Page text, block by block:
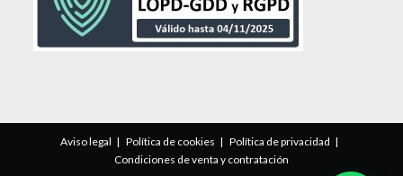
Aviso legal Política de cookies
Política de privacidad
Condiciones de venta y contratación